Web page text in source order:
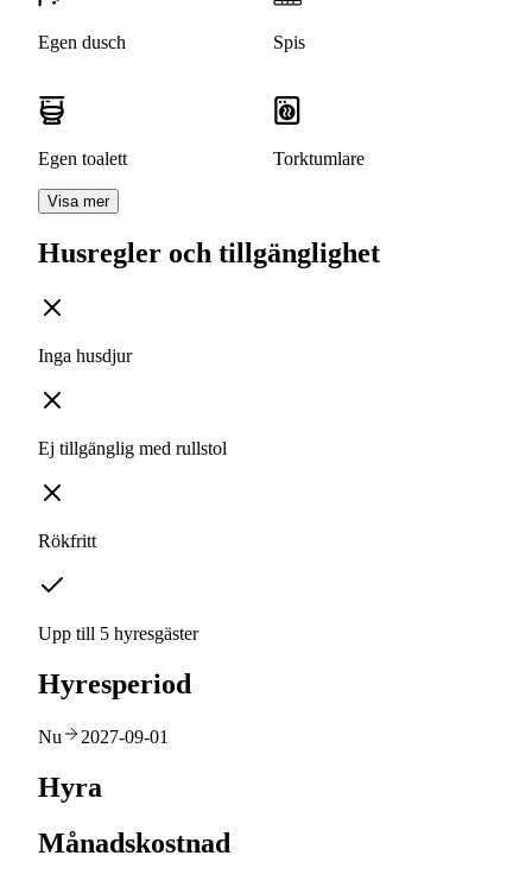
Egen dusch Spis
Egen toalett Torktumlare
Visa mer
Husregler och tillgänglighet
Inga husdjur
Ej tillgänglig med rullstol
Rökfritt
Upp till 5 hyresgäster
Hyresperiod
Nu 2027-09-01
Hyra
Månadskostnad